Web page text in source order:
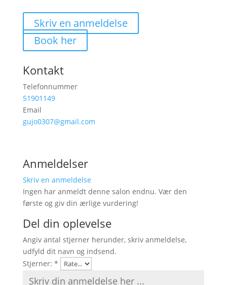
Skriv en anmeldelse
Book her
Kontakt
Telefonnummer
51901149
Email
gujo0307@gmail.com
Anmeldelser
Skriv en anmeldelse
Ingen har anmeldt denne salon endnu. Vær den
første og giv din ærlige vurdering!
Del din oplevelse
Angiv antal stjerner herunder, skriv anmeldelse,
udfyld dit navn og indsend.
Stjerner: *